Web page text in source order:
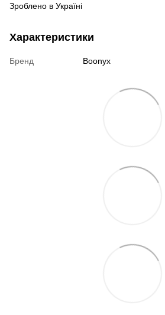
Зроблено в Україні
Характеристики
Бренд Boonyx